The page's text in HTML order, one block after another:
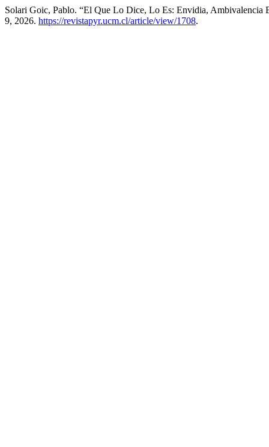
Solari Goic, Pablo. “El Que Lo Dice, Lo Es: Envidia, Ambivalencia
9, 2026. https://revistapyr.ucm.cl/article/view/1708.